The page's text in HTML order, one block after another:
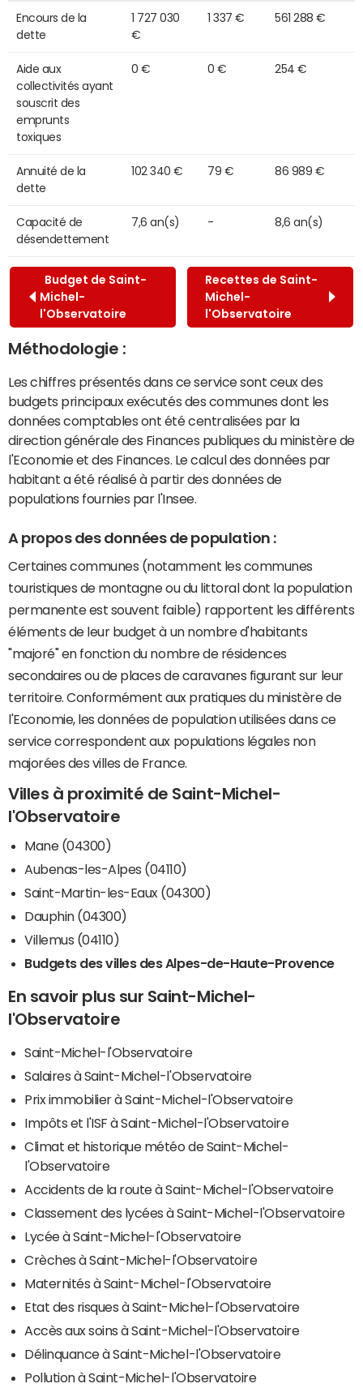
Encours de la
dette
1 727 030
€
1 337 € 561 288 €
Aide aux
collectivités ayant
souscrit des
emprunts
toxiques
0 € 0 € 254 €
Annuité de la
dette
102 340 € 79 € 86 989 €
Capacité de
désendettement
7,6 an(s) - 8,6 an(s)
Budget de Saint-
Michel-
l'Observatoire
Recettes de Saint-
Michel-
l'Observatoire
Méthodologie :
Les chiffres présentés dans ce service sont ceux des
budgets principaux exécutés des communes dont les
données comptables ont été centralisées par la
direction générale des Finances publiques du ministère de
l'Economie et des Finances. Le calcul des données par
habitant a été réalisé à partir des données de
populations fournies par l'Insee.
A propos des données de population :
Certaines communes (notamment les communes
touristiques de montagne ou du littoral dont la population
permanente est souvent faible) rapportent les différents
éléments de leur budget à un nombre d'habitants
"majoré" en fonction du nombre de résidences
secondaires ou de places de caravanes figurant sur leur
territoire. Conformément aux pratiques du ministère de
l'Economie, les données de population utilisées dans ce
service correspondent aux populations légales non
majorées des villes de France.
Villes à proximité de Saint-Michel-
l'Observatoire
Mane (04300)
Aubenas-les-Alpes (04110)
Saint-Martin-les-Eaux (04300)
Dauphin (04300)
Villemus (04110)
Budgets des villes des Alpes-de-Haute-Provence
En savoir plus sur Saint-Michel-
l'Observatoire
Saint-Michel-l'Observatoire
Salaires à Saint-Michel-l'Observatoire
Prix immobilier à Saint-Michel-l'Observatoire
Impôts et l'ISF à Saint-Michel-l'Observatoire
Climat et historique météo de Saint-Michel-
l'Observatoire
Accidents de la route à Saint-Michel-l'Observatoire
Classement des lycées à Saint-Michel-l'Observatoire
Lycée à Saint-Michel-l'Observatoire
Crèches à Saint-Michel-l'Observatoire
Maternités à Saint-Michel-l'Observatoire
Etat des risques à Saint-Michel-l'Observatoire
Accès aux soins à Saint-Michel-l'Observatoire
Délinquance à Saint-Michel-l'Observatoire
Pollution à Saint-Michel-l'Observatoire